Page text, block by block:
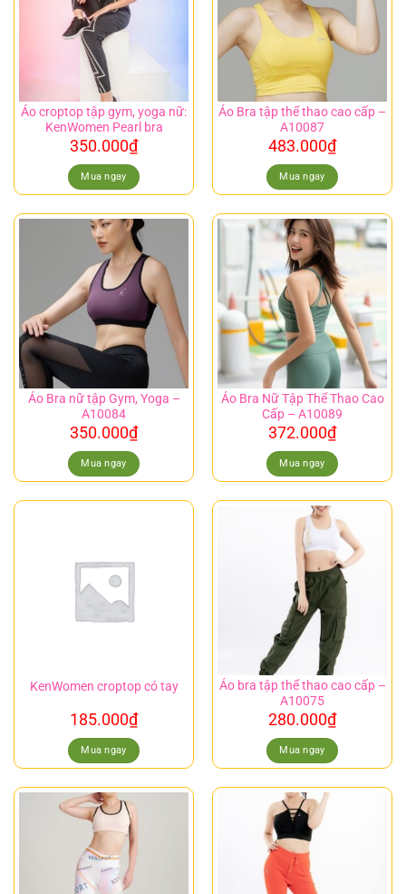
Áo croptop tập gym, yoga nữ:
KenWomen Pearl bra
350.000₫
Mua ngay
Áo Bra tập thể thao cao cấp –
A10087
483.000₫
Mua ngay
Áo Bra nữ tập Gym, Yoga –
A10084
350.000₫
Mua ngay
Áo Bra Nữ Tập Thể Thao Cao
Cấp – A10089
372.000₫
Mua ngay
KenWomen croptop có tay
185.000₫
Mua ngay
Áo bra tập thể thao cao cấp –
A10075
280.000₫
Mua ngay